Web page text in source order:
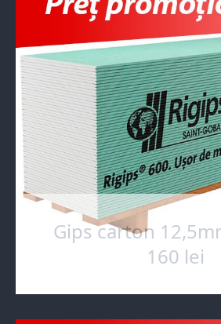
Gips carton
160 lei